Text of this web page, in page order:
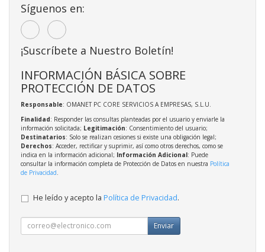
Síguenos en:
¡Suscríbete a Nuestro Boletín!
INFORMACIÓN BÁSICA SOBRE
PROTECCIÓN DE DATOS
Responsable: OMANET PC CORE SERVICIOS A EMPRESAS, S.L.U.
Finalidad: Responder las consultas planteadas por el usuario y enviarle la
información solicitada; Legitimación: Consentimiento del usuario;
Destinatarios: Solo se realizan cesiones si existe una obligación legal;
Derechos: Acceder, rectificar y suprimir, así como otros derechos, como se
indica en la información adicional; Información Adicional: Puede
consultar la información completa de Protección de Datos en nuestra Política
de Privacidad
He leído y acepto la Política de Privacidad.
Enviar